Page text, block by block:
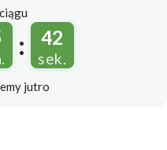
: 41
sek.
jutro